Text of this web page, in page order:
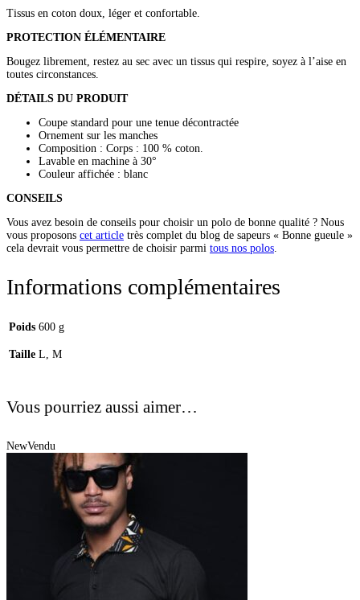
Tissus en coton doux, léger et confortable.
PROTECTION ÉLÉMENTAIRE
Bougez librement, restez au sec avec un tissus qui respire, soyez à l’aise en
toutes circonstances.
DÉTAILS DU PRODUIT
Coupe standard pour une tenue décontractée
Ornement sur les manches
Composition : Corps : 100 % coton.
Lavable en machine à 30°
Couleur affichée : blanc
CONSEILS
Vous avez besoin de conseils pour choisir un polo de bonne qualité ? Nous
vous proposons cet article très complet du blog de sapeurs « Bonne gueule »
cela devrait vous permettre de choisir parmi tous nos polos.
Informations complémentaires
Poids 600 g
Taille L, M
Vous pourriez aussi aimer…
NewVendu